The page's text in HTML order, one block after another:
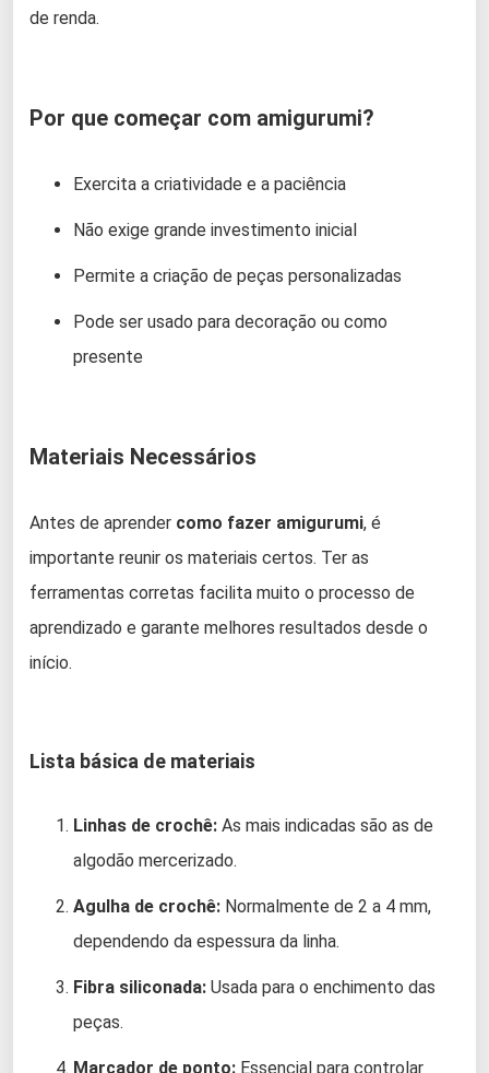
de renda.
Por que começar com amigurumi?
Exercita a criatividade e a paciência
Não exige grande investimento inicial
Permite a criação de peças personalizadas
Pode ser usado para decoração ou como
presente
Materiais Necessários
Antes de aprender como fazer amigurumi, é
importante reunir os materiais certos. Ter as
ferramentas corretas facilita muito o processo de
aprendizado e garante melhores resultados desde o
início.
Lista básica de materiais
Linhas de crochê: As mais indicadas são as de
algodão mercerizado.
Agulha de crochê: Normalmente de 2 a 4 mm,
dependendo da espessura da linha.
Fibra siliconada: Usada para o enchimento das
peças.
Marcador de ponto: Essencial para controlar